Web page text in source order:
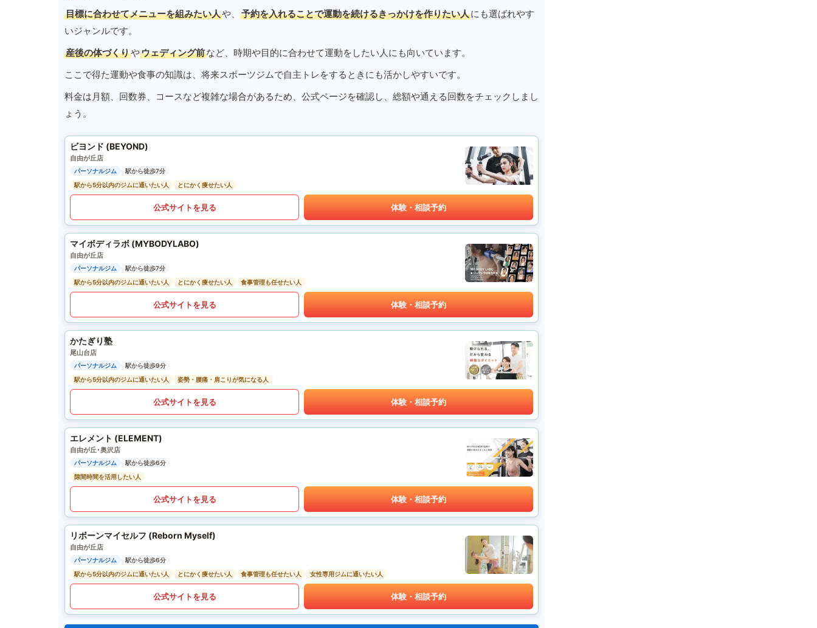
目標に合わせてメニューを組みたい人や、 予約を入れることで運動を続けるきっかけを作りたい人にも選ばれやす
いジャンルです。
産後の体づくりやウェディング前など、時期や目的に合わせて運動をしたい人にも向いています。
ここで得た運動や食事の知識は、将来スポーツジムで自主トレをするときにも活かしやすいです。
料金は月額、回数券、コースなど複雑な場合があるため、公式ページを確認し、総額や通える回数をチェックしまし
ょう。
ビヨンド (BEYOND)
自由が丘店
パーソナルジム
駅から徒歩7分
駅から5分以内のジムに通いたい人
とにかく痩せたい人
公式サイトを見る 体験・相談予約
マイボディラボ (MYBODYLABO)
自由が丘店
パーソナルジム
駅から徒歩7分
駅から5分以内のジムに通いたい人
とにかく痩せたい人 食事管理も任せたい人
公式サイトを見る 体験・相談予約
かたぎり塾
尾山台店
パーソナルジム
駅から徒歩9分
駅から5分以内のジムに通いたい人
姿勢・腰痛・肩こりが気になる人
公式サイトを見る 体験・相談予約
エレメント (ELEMENT)
自由が丘･奥沢店
パーソナルジム
駅から徒歩6分
隙間時間を活用したい人
公式サイトを見る 体験・相談予約
リボーンマイセルフ (Reborn Myself)
自由が丘店
パーソナルジム
駅から徒歩6分
駅から5分以内のジムに通いたい人
とにかく痩せたい人 食事管理も任せたい人 女性専用ジムに通いたい人
公式サイトを見る 体験・相談予約